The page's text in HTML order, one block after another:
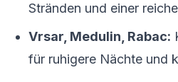
Stränden und einer
Vrsar, Medulin, Rabac:
für ruhigere Nächte und